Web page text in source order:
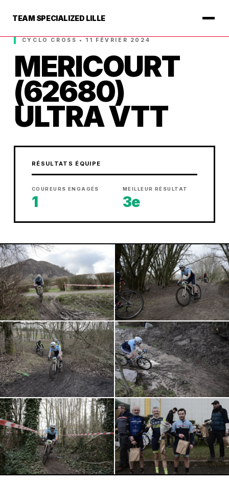
TEAM SPECIALIZED LILLE
CYCLO CROSS • 11 FÉVRIER 2024
MERICOURT
(62680)
ULTRA VTT
RÉSULTATS ÉQUIPE
COUREURS ENGAGÉS
1
MEILLEUR RÉSULTAT
3e